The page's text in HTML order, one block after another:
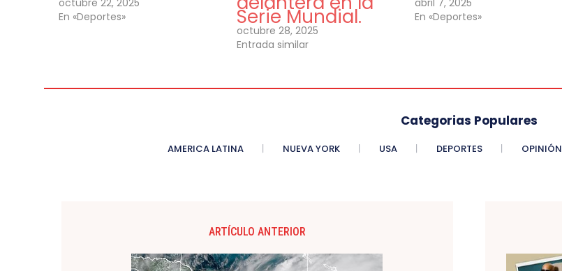
En «Deportes»
Serie Mundial.
octubre 28, 2025
Entrada similar
En «Deportes»
Categorias Populares
AMERICA LATINA NUEVA YORK USA DEPORTES OPINIÓN
ARTÍCULO ANTERIOR